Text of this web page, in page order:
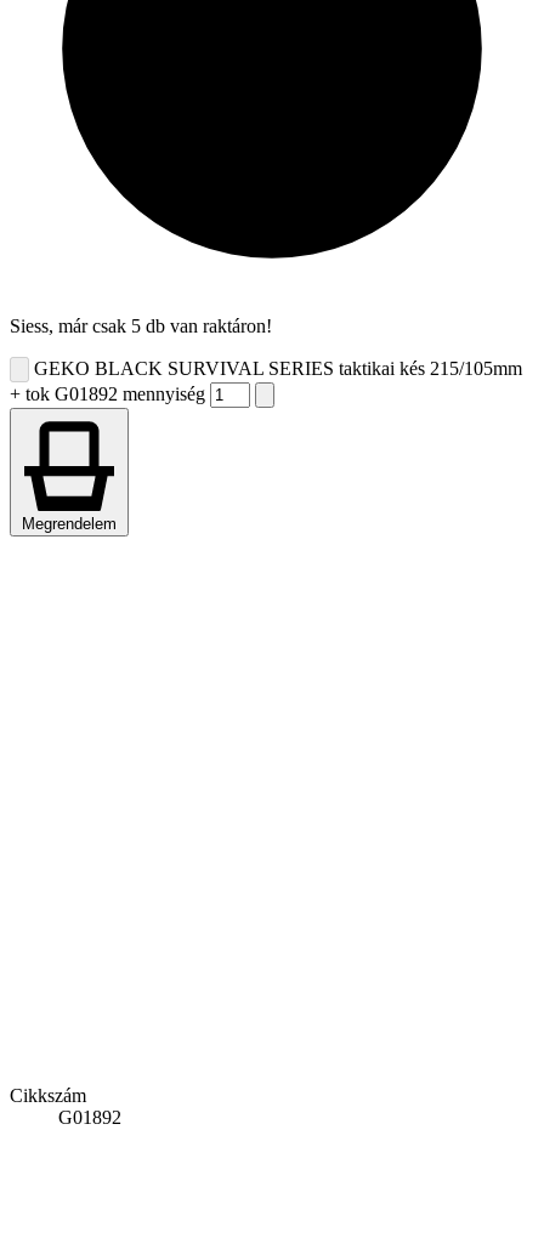
Siess, már csak 5 db van raktáron!
GEKO BLACK SURVIVAL SERIES taktikai kés 215/105mm
+ tok G01892 mennyiség
Megrendelem
Cikkszám
G01892